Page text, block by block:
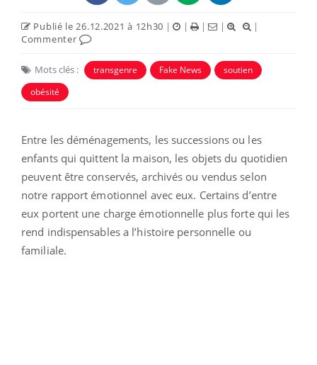
Publié le 26.12.2021 à 12h30 | | | |
|
Commenter
Mots clés : transgenre Fake News
soutien
obésité
Entre les déménagements, les successions ou les
enfants qui quittent la maison, les objets du quotidien
peuvent être conservés, archivés ou vendus selon
notre rapport émotionnel avec eux. Certains d’entre
eux portent une charge émotionnelle plus forte qui les
rend indispensables a l’histoire personnelle ou
familiale.